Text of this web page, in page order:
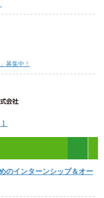
募集中！
のインターンシップ＆オー